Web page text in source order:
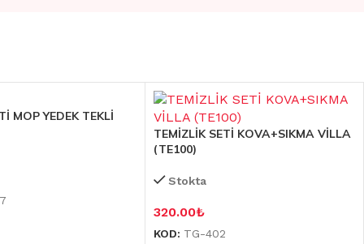
MOP YEDEK TEKLİ
TEMİZLİK SETİ KOVA+SIKMA VİLLA
(TE100)
Stokta
320.00₺
KOD: TG-402